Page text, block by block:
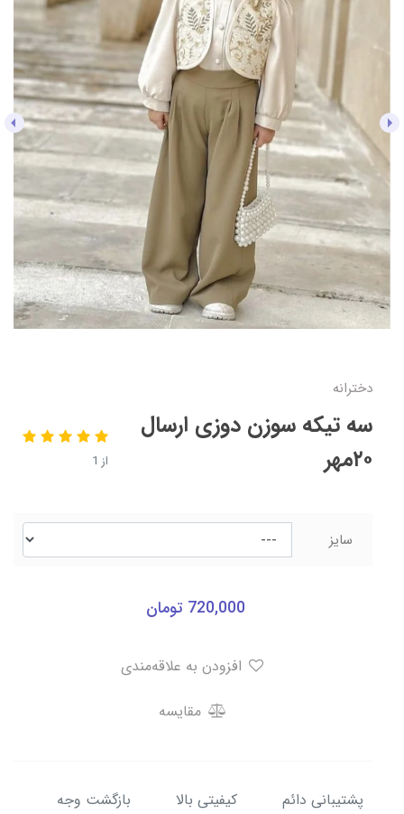
دخترانه
سه تیکه سوزن دوزی ارسال
۲۰مهر
از 1
سایز
720,000 تومان
مقایسه
پشتیبانی دائم کیفیتی بالا بازگشت وجه